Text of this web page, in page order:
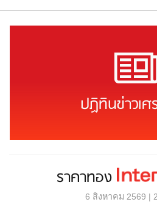
ปฏิทินข่าวเ
ราคาทอง
6 สิงหาคม 2569 |